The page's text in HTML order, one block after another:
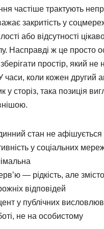
частіше трактують
закритість у
або відсутності
Насправді ж це просто
простір, який не
У часи, коли кожен другий
у сторіз, така позиція
стан не афішується
у соціальних
— рідкість, але
відповідей
у публічних
не на особистому